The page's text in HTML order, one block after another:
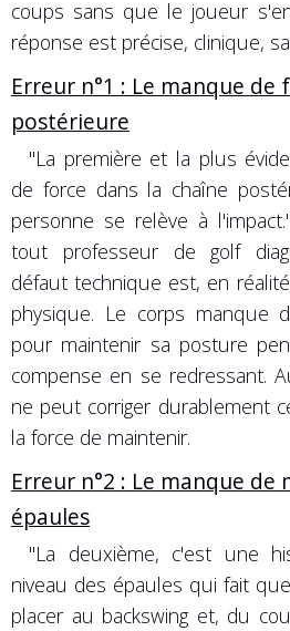
coups sans que le joueur
réponse est précise, clinique,
Erreur n°1 : Le manque de
postérieure
"La première et la plus
de force dans la chaîne
personne se relève à l'impact."
tout professeur de golf
défaut technique est, en
physique. Le corps manque
pour maintenir sa posture
compense en se redressant.
ne peut corriger durablement
la force de maintenir.
Erreur n°2 : Le manque de
épaules
"La deuxième, c'est une
niveau des épaules qui fait
placer au backswing et, du